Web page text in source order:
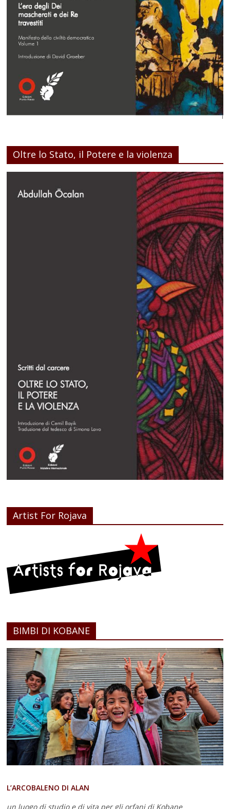
Oltre lo Stato, il Potere e la violenza
Artist For Rojava
BIMBI DI KOBANE
L’ARCOBALENO DI ALAN
un luogo di studio e di vita per gli orfani di Kobane